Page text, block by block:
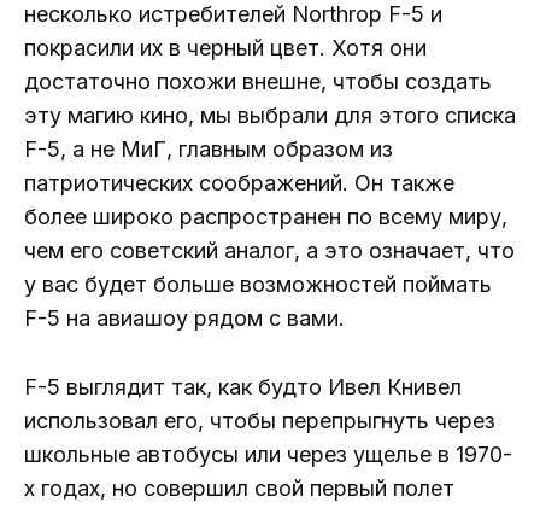
несколько истребителей Northrop F-5 и
покрасили их в черный цвет. Хотя они
достаточно похожи внешне, чтобы создать
эту магию кино, мы выбрали для этого списка
F-5, а не МиГ, главным образом из
патриотических соображений. Он также
более широко распространен по всему миру,
чем его советский аналог, а это означает, что
у вас будет больше возможностей поймать
F-5 на авиашоу рядом с вами.
F-5 выглядит так, как будто Ивел Книвел
использовал его, чтобы перепрыгнуть через
школьные автобусы или через ущелье в 1970-
х годах, но совершил свой первый полет